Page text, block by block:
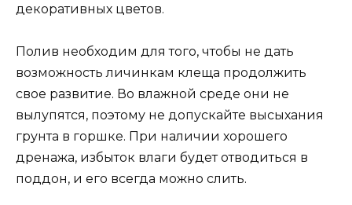
декоративных цветов.
Полив необходим для того, чтобы не дать
возможность личинкам клеща продолжить
свое развитие. Во влажной среде они не
вылупятся, поэтому не допускайте высыхания
грунта в горшке. При наличии хорошего
дренажа, избыток влаги будет отводиться в
поддон, и его всегда можно слить.